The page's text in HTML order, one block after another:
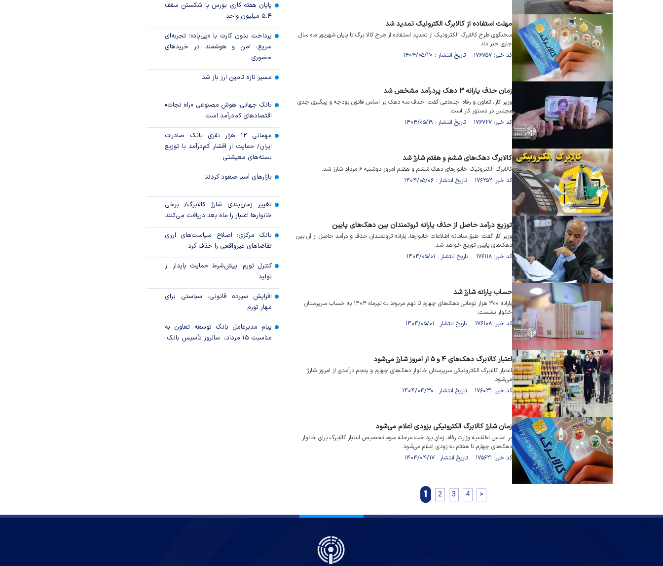
مهلت استفاده از کالابرگ الکترونیک تمدید شد
سخنگوی طرح کالابرگ الکترونیک از تمدید استفاده از طرح کالا برگ تا پایان شهریور ماه سال
جاری خبر داد.
کد خبر: ۱۷۶۷۵۷ تاریخ انتشار : ۱۴۰۴/۰۵/۲۰
زمان حذف یارانه ۳ دهک پردرآمد مشخص شد
وزیر کار، تعاون و رفاه اجتماعی گفت: حذف سه دهک بر اساس قانون بودجه و پیگیری جدی
مجلس در دستور کار است.
کد خبر: ۱۷۶۷۲۷ تاریخ انتشار : ۱۴۰۴/۰۵/۱۹
کالابرگ دهک‌های ششم و هفتم شارژ شد
کالابرگ الکترونیک خانوار‌های دهک ششم و هفتم امروز دوشنبه ۶ مرداد شارژ شد.
کد خبر: ۱۷۶۲۵۲ تاریخ انتشار : ۱۴۰۴/۰۵/۰۶
توزیع درآمد حاصل از حذف یارانه ثروتمندان بین دهک‌های پایین
وزیر کار گفت: طبق سامانه اطلاعات خانوارها، یارانه ثروتمندان حذف و درآمد حاصل از آن بین
دهک‌های پایین توزیع خواهد شد.
کد خبر: ۱۷۶۱۱۸ تاریخ انتشار : ۱۴۰۴/۰۵/۰۱
حساب یارانه شارژ شد
یارانه ۳۰۰ هزار تومانی دهک‌های چهارم تا نهم مربوط به تیرماه ۱۴۰۴ به حساب سرپرستان
خانوار نشست.
کد خبر: ۱۷۶۱۰۸ تاریخ انتشار : ۱۴۰۴/۰۵/۰۱
اعتبار کالابرگ دهک‌های ۴ و ۵ از امروز شارژ می‌شود
اعتبار کالابرگ الکترونیکی سرپرستان خانوارِ دهک‌های چهارم و پنجم درآمدی از امروز شارژ
می‌شود.
کد خبر: ۱۷۶۰۳۱ تاریخ انتشار : ۱۴۰۴/۰۴/۳۰
زمان شارژ کالابرگ الکترونیکی بزودی اعلام می‌شود
بر اساس اطلاعیه وزارت رفاه، زمان پرداخت مرحله سوم تخصیص اعتبار کالابرگ برای خانوار
دهک‌های چهارم تا هفتم به زودی اعلام می‌شود.
کد خبر: ۱۷۵۶۲۱ تاریخ انتشار : ۱۴۰۴/۰۴/۱۷
1 2 3 4 >
پایان هفته کاری بورس با شکستن سقف
۵.۴ میلیون واحد
پرداخت بدون کارت با «پی‌پاد»؛ تجربه‌ای
سریع، امن و هوشمند در خریدهای
حضوری
مسیر تازه تامین ارز باز شد
بانک جهانی: هوش مصنوعی «راه نجات»
اقتصادهای کم‌درآمد است
مهمانی ۱۲ هزار نفری بانک صادرات
ایران/ حمایت از اقشار کم‌درآمد با توزیع
بسته‌های معیشتی
بازارهای آسیا صعود کردند
تغییر زمان‌بندی شارژ کالابرگ/ برخی
خانوار‌ها اعتبار را ماه بعد دریافت می‌کنند
بانک مرکزی: اصلاح سیاست‌های ارزی
تقاضاهای غیرواقعی را حذف کرد
کنترل تورم؛ پیش‌شرط حمایت پایدار از
تولید
افزایش سپرده قانونی، سیاستی برای
مهار تورم
پیام مدیرعامل بانک توسعه تعاون به
مناسبت ۱۵ مرداد، سالروز تأسیس بانک